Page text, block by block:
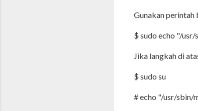
Gunakan perintah
$ sudo echo "/
Jika langkah di
$ sudo su
# echo "/usr/sbin/